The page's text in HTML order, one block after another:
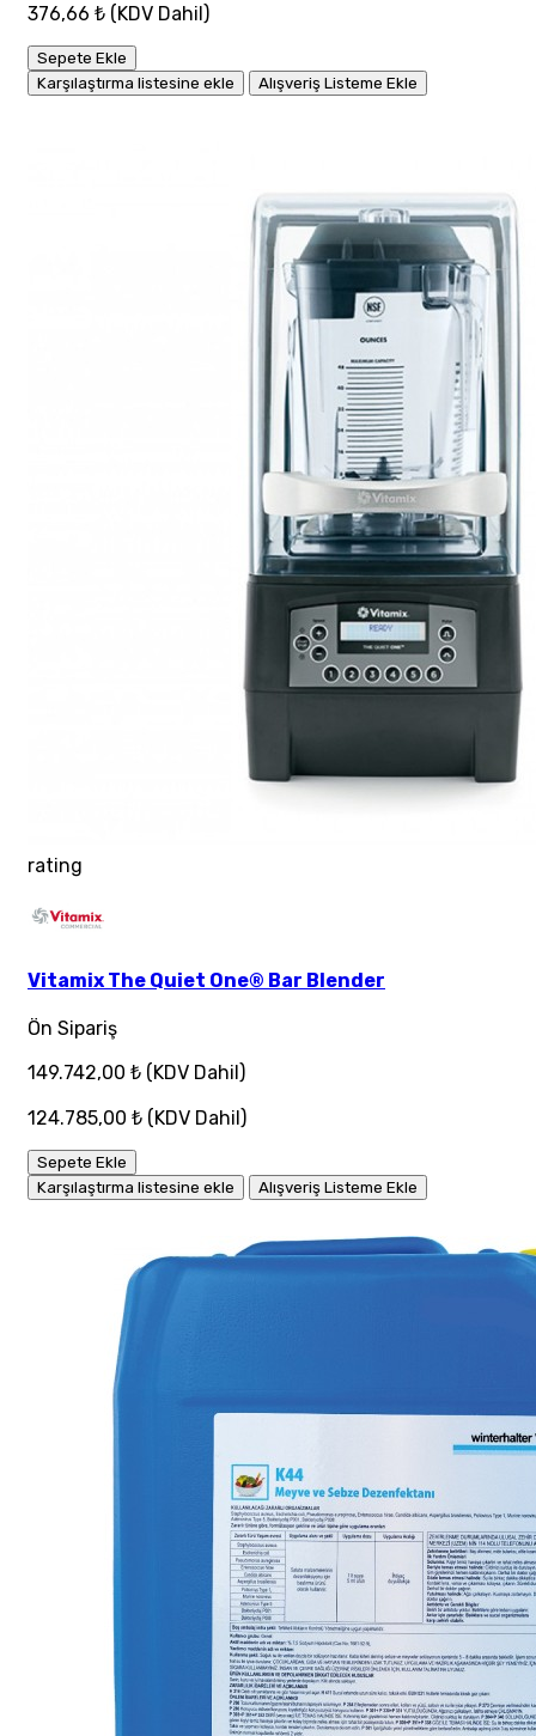
376,66 ₺ (KDV Dahil)
Sepete Ekle
Karşılaştırma listesine ekle
Alışveriş Listeme Ekle
rating
Vitamix The Quiet One® Bar Blender
Ön Sipariş
149.742,00 ₺ (KDV Dahil)
124.785,00 ₺ (KDV Dahil)
Sepete Ekle
Karşılaştırma listesine ekle
Alışveriş Listeme Ekle